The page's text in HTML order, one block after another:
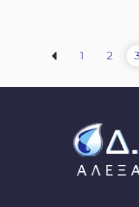
σελίδωνΠροηγούμενη
Σελίδα
1
Σελίδα
2